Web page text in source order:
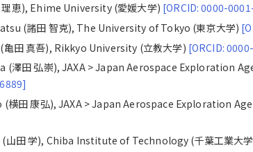
理恵), Ehime University (愛媛大学) [ORCID: 0000-
(諸田 智克), The University of Tokyo (東京大学)
亀田 真吾), Rikkyo University (立教大学) [ORCID:
(澤田 弘崇), JAXA > Japan Aerospace Exploration
(横田 康弘), JAXA > Japan Aerospace Exploration
(山田 学), Chiba Institute of Technology (千葉工業大